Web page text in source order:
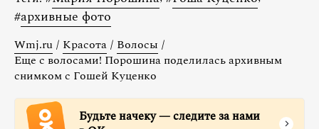
#архивные фото
Wmj.ru / Красота / Волосы /
Еще с волосами! Порошина поделилась архивным
снимком с Гошей Куценко
Будьте начеку — следите за нами